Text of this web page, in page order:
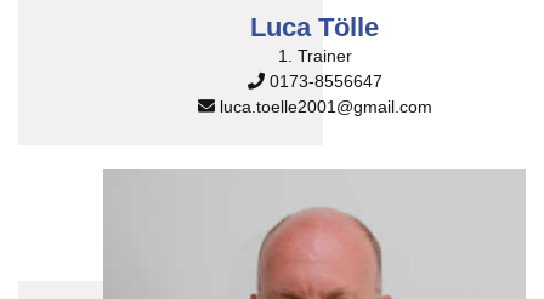
Luca Tölle
1. Trainer
0173-8556647
luca.toelle2001 @gmail.com